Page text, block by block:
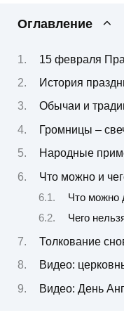
Оглавление
15 февраля
История
Обычаи и
Громницы –
Народные
Что можно и
Что можно
Чего
Толкование
Видео:
Видео: День